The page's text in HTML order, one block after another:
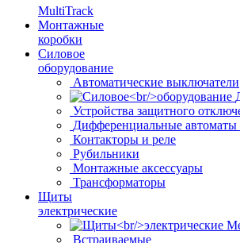
MultiTrack
Монтажные
коробки
Силовое
оборудование
Автоматические выключатели
Устройства защитного
Дифференциальные
Контакторы и реле
Рубильники
Монтажные аксессуары
Трансформаторы
Щиты
электрические
Встраиваемые